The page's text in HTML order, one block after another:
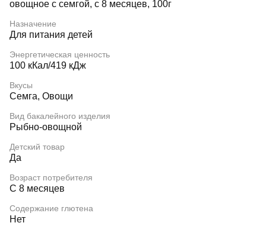
овощное с семгой, с 8 месяцев, 100г
Назначение
Для питания детей
Энергетическая ценность
100 кКал/419 кДж
Вкусы
Семга, Овощи
Вид бакалейного изделия
Рыбно-овощной
Детский товар
Да
Возраст потребителя
С 8 месяцев
Содержание глютена
Нет